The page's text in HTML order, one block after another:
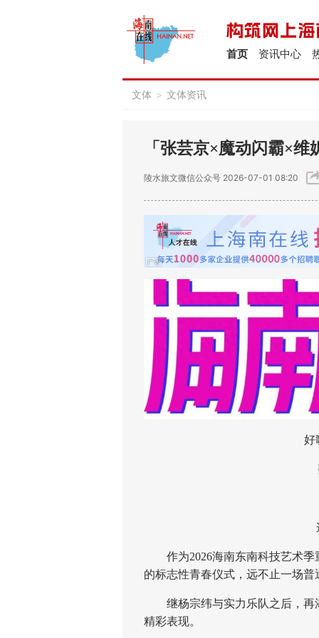
资讯中心
首页
文体 > 文体资讯
「张芸京×魔动闪霸×
陵水旅文微信公众号 2026-07-01 08:20
好歌
整
这
作为2026海南东南科技艺术季
的标志性青春仪式，远不止一场普
继杨宗纬与实力乐队之后，再
精彩表现。